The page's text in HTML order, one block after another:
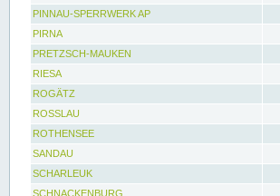
PINNAU-SPERRWERK AP
PIRNA
PRETZSCH-MAUKEN
RIESA
ROGÄTZ
ROSSLAU
ROTHENSEE
SANDAU
SCHARLEUK
SCHNACKENBURG